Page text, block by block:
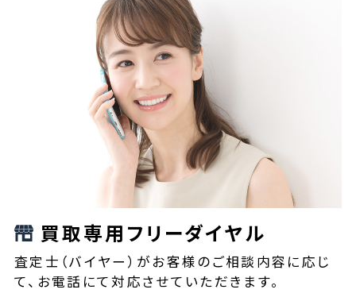
買取専用フリーダイヤル
査定士（バイヤー）がお客様のご相談内容に応じ
て、お電話にて対応させていただきます。